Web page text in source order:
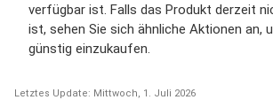
verfügbar ist. Falls das Produkt derzeit
ist, sehen Sie sich ähnliche Aktionen an,
günstig einzukaufen.
Letztes Update: Mittwoch, 1. Juli 2026